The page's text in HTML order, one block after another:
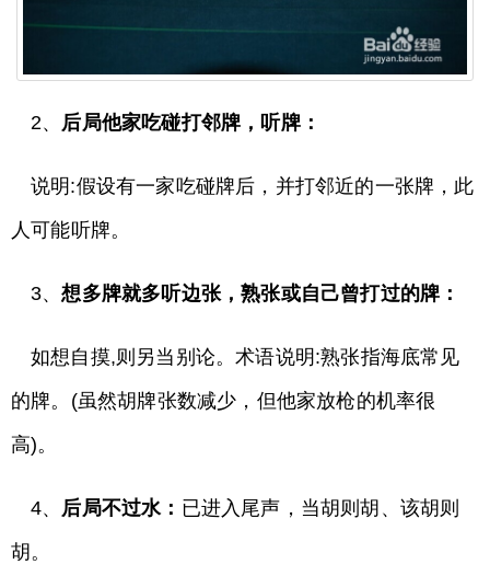
2、 后局他家吃碰打邻牌，听牌：
说明:假设有一家吃碰牌后，并打邻近的一张牌，此
人可能听牌。
3、想多牌就多听边张，熟张或自己曾打过的牌：
如想自摸,则另当别论。术语说明:熟张指海底常见
的牌。(虽然胡牌张数减少，但他家放枪的机率很
高)。
4、 后局不过水： 已进入尾声，当胡则胡、该胡则
胡。